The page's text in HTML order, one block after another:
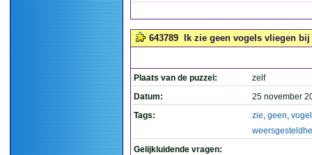
643789 Ik zie geen vogels vliegen
Plaats van de puzzel:
zelf
Datum:
25 november
Tags:
zie, geen,
Gelijkluidende vragen: